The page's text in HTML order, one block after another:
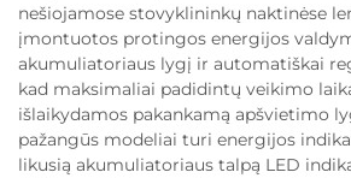
nešiojamose stovyklininkų naktinėse
įmontuotos protingos energijos
akumuliatoriaus lygį ir automatiškai
kad maksimaliai padidintų veikimo
išlaikydamos pakankamą apšvietimo
pažangūs modeliai turi energijos
likusią akumuliatoriaus talpą LED